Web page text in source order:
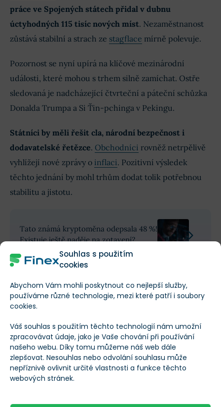
Souhlas s použitím
cookies
Abychom Vám mohli poskytnout co nejlepší služby,
používáme různé technologie, mezi které patří i soubory
cookies.
Váš souhlas s použitím těchto technologií nám umožní
zpracovávat údaje, jako je Vaše chování při používání
našeho webu. Díky tomu můžeme náš web dále
zlepšovat. Nesouhlas nebo odvolání souhlasu může
nepříznivě ovlivnit určité vlastnosti a funkce těchto
webových stránek.
práce ve Spojených státech přidal v dubnu
úctyhodných 115 tisíc nových míst. Nezaměstnanost
zůstává stabilní a strach ze stagflace mírně polevuje.
Pozornost se nyní upírá na klíčové mezinárodní
události, které mohou s trhem silně zamíchat. Ostře
sledovaná je nadcházející čtvrteční a páteční schůzka
Donalda Trumpa a Si Ťin-pchinga v Pekingu.
Státníci by měli řešit cla, národní bezpečnost i
dodavatelské řetězce. Obchodníci rovněž netrpělivě
vyhlížejí nové zprávy o inflaci. Pozitivní výsledek
těchto jednání by mohl trhům dodat tolik potřebnou
stabilitu a jistotu.
Tato známá kryptoměna odepsala 48 %!
Existuje ještě naděje na zotavení?
Trh je nyní podle expertů velmi náchylný na výkyvy
každým novým titulkem o vývoji událostí nebo výše
uvedených datech.
Odborníci z QCP Capital dokonce hovoří o tom, že se
kryptoměny nacházejí na pomyslné křižovatce. I když